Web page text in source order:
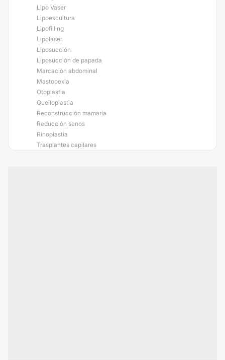
Lipo Vaser
Lipoescultura
Lipofilling
Lipoláser
Liposucción
Liposucción de papada
Marcación abdominal
Mastopexia
Otoplastia
Queiloplastia
Reconstrucción mamaria
Reducción senos
Rinoplastia
Trasplantes capilares